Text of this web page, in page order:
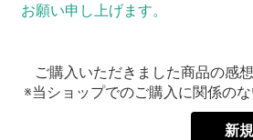
お願い申し上げます。
ご購入いただきました商品の感
※当ショップでのご購入に関係の
新